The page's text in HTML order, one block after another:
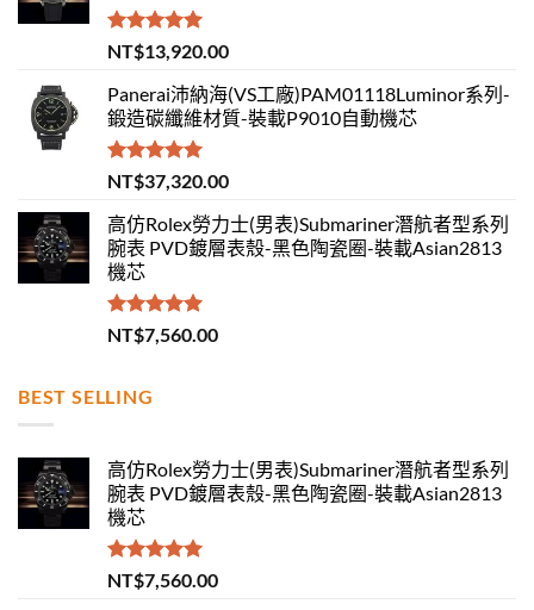
評分5.00
滿分 5
NT$13,920.00
Panerai沛納海(VS工廠)PAM01118Luminor系列-
鍛造碳纖維材質-裝載P9010自動機芯
評分5.00
滿分 5
NT$37,320.00
高仿Rolex勞力士(男表)Submariner潛航者型系列
腕表 PVD鍍層表殼-黑色陶瓷圈-裝載Asian2813
機芯
評分 5.00
滿分 5
NT$7,560.00
BEST SELLING
高仿Rolex勞力士(男表)Submariner潛航者型系列
腕表 PVD鍍層表殼-黑色陶瓷圈-裝載Asian2813
機芯
評分 5.00
滿分 5
NT$7,560.00